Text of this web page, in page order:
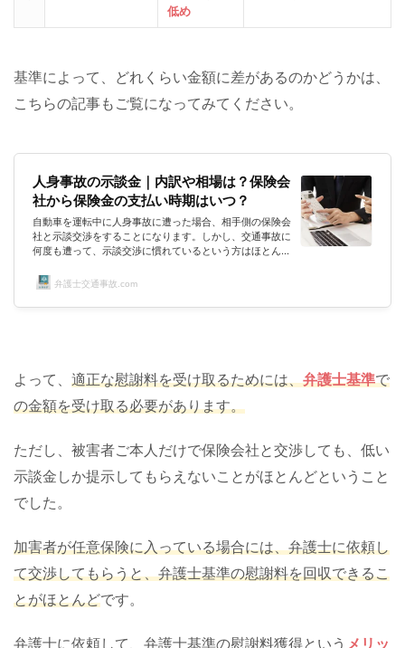
低め
基準によって、どれくらい金額に差があるのかどうかは、
こちらの記事もご覧になってみてください。
人身事故の示談金｜内訳や相場は？保険会
社から保険金の支払い時期はいつ？
自動車を運転中に人身事故に遭った場合、相手側の保険会
社と示談交渉をすることになります。しかし、交通事故に
何度も遭って、示談交渉に慣れているという方はほとんど
っては、人身事故の示談金の相場って？保険会社から提示
されたままOKして良いの？示談金の内訳はどうなってい
るの？示談金はいつ支払われるの？示談金に納得できない
弁護士交通事故.com
よって、 適正な慰謝料を受け取るためには、弁護士基準で
の金額を受け取る必要があります。
ただし、被害者ご本人だけで保険会社と交渉しても、低い
示談金しか提示してもらえないことがほとんどということ
でした。
加害者が任意保険に入っている場合には、弁護士に依頼し
て交渉してもらうと、弁護士基準の慰謝料を回収できるこ
とがほとんどです。
弁護士に依頼して、弁護士基準の慰謝料獲得という メリッ